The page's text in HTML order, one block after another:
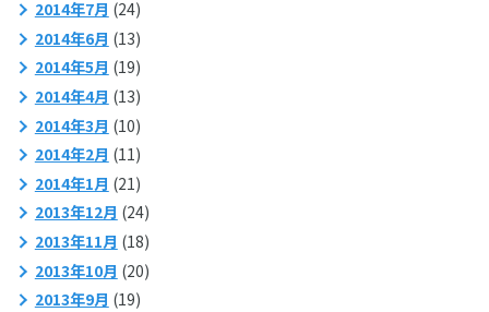
2014年7月 (24)
2014年6月 (13)
2014年5月 (19)
2014年4月 (13)
2014年3月 (10)
2014年2月 (11)
2014年1月 (21)
2013年12月 (24)
2013年11月 (18)
2013年10月 (20)
2013年9月 (19)